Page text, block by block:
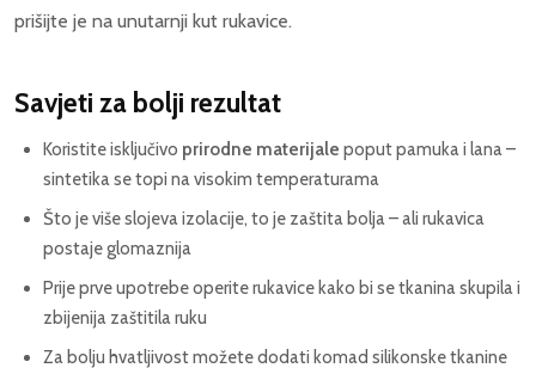
prišijte je na unutarnji kut rukavice.
Savjeti za bolji rezultat
Koristite isključivo prirodne materijale poput pamuka i lana –
sintetika se topi na visokim temperaturama
Što je više slojeva izolacije, to je zaštita bolja – ali rukavica
postaje glomaznija
Prije prve upotrebe operite rukavice kako bi se tkanina skupila i
zbijenija zaštitila ruku
Za bolju hvatljivost možete dodati komad silikonske tkanine